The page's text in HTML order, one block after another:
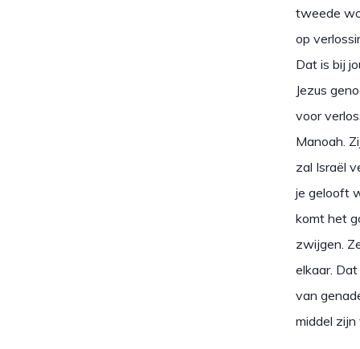
tweede
op
Dat is bij
Jezus
voor
Manoah.
zal Israël
je gelooft
komt het
zwijgen.
elkaar.
van
middel zijn